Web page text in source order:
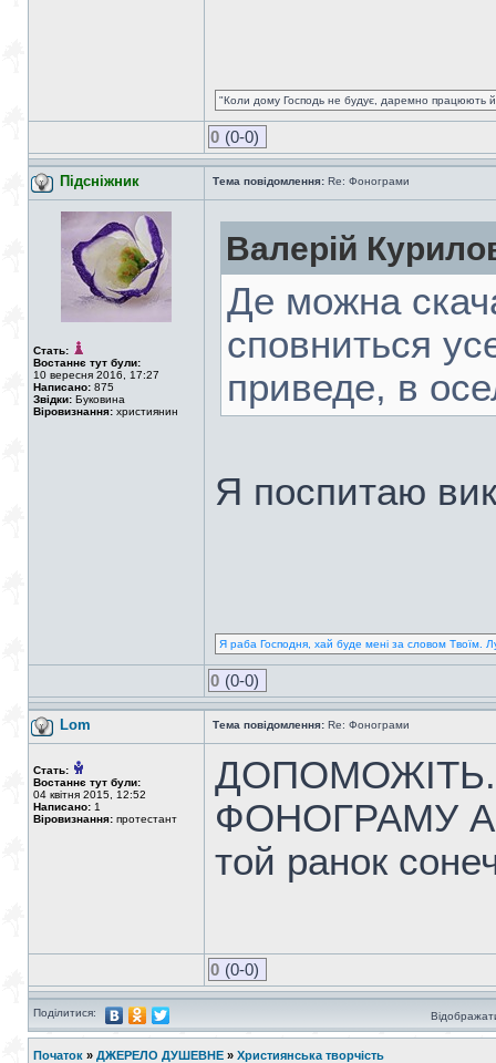
"Коли дому Господь не будує, даремно працюють
0 (0-0)
Підсніжник Тема повідомлення: Re: Фонограми
Стать:
Востаннє тут були:
10 вересня 2016, 17:27
Написано: 875
Звідки: Буковина
Віровизнання: християнин
Валерій
Де можна
сповниться
приведе, в
Я поспитаю
Я раба Господня, хай буде мені за словом Твоїм.
0 (0-0)
Lom Тема повідомлення: Re: Фонограми
Стать:
Востаннє тут були:
04 квітня 2015, 12:52
Написано: 1
Віровизнання: протестант
ФОНОГРАМУ
той ранок
0 (0-0)
Поділитися:
Початок » ДЖЕРЕЛО ДУШЕВНЕ » Християнська творчість